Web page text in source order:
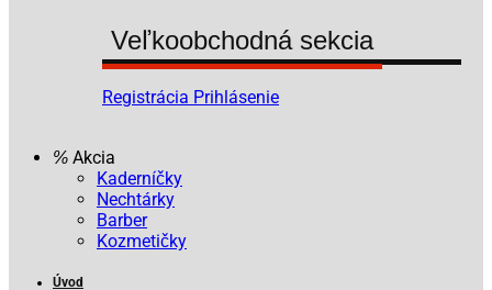
Veľkoobchodná sekcia
Registrácia Prihlásenie
Akcia
Kaderníčky
Nechtárky
Barber
Kozmetičky
Úvod